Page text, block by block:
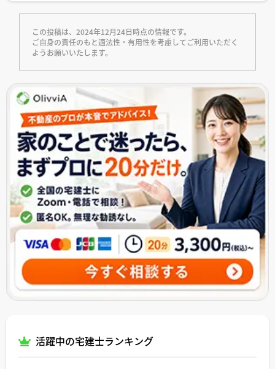
この投稿は、2024年12月24日時点の情報です。
ご自身の責任のもと適法性・有用性を考慮してご利用いただく
ようお願いいたします。
活躍中の宅建士ランキング